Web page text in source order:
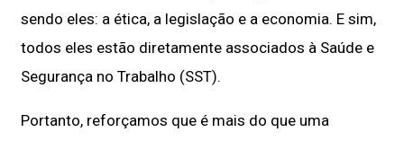
sendo eles: a ética, a legislação e a economia. E sim,
todos eles estão diretamente associados à Saúde e
Segurança no Trabalho (SST).
Portanto, reforçamos que é mais do que uma